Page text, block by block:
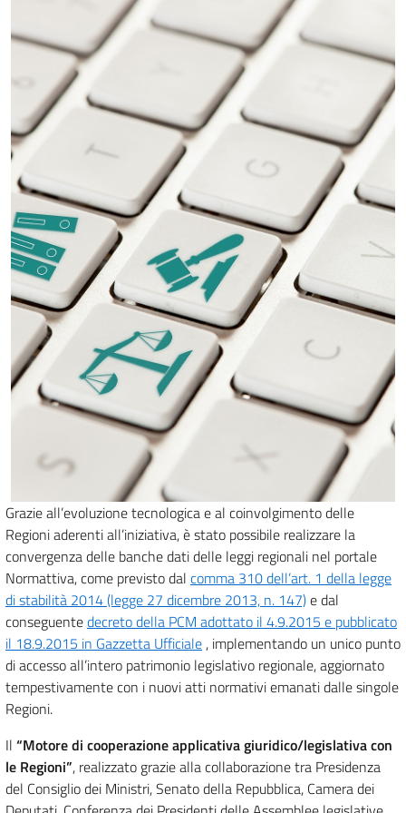
Grazie all’evoluzione tecnologica e al coinvolgimento delle
Regioni aderenti all’iniziativa, è stato possibile realizzare la
convergenza delle banche dati delle leggi regionali nel portale
Normattiva, come previsto dal comma 310 dell’art. 1 della legge
di stabilità 2014 (legge 27 dicembre 2013, n. 147)e dal
conseguentedecreto della PCM adottato il 4.9.2015 e pubblicato
il 18.9.2015 in Gazzetta Ufficiale , implementando un unico punto
di accesso all’intero patrimonio legislativo regionale, aggiornato
tempestivamente con i nuovi atti normativi emanati dalle singole
Regioni.
Il “Motore di cooperazione applicativa giuridico/legislativa con
le Regioni”, realizzato grazie alla collaborazione tra Presidenza
del Consiglio dei Ministri, Senato della Repubblica, Camera dei